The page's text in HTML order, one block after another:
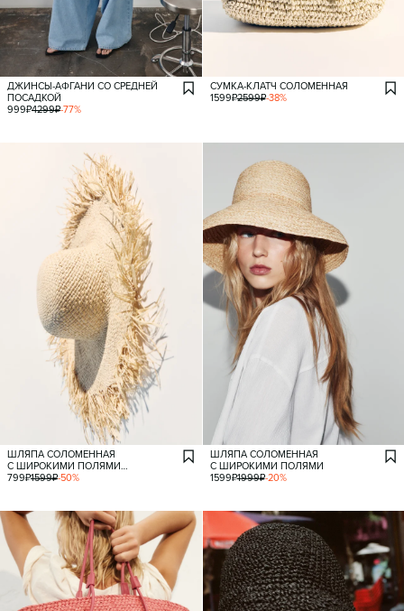
ДЖИНСЫ-АФГАНИ СО СРЕДНЕЙ
ПОСАДКОЙ
999₽4299₽-77%
СУМКА-КЛАТЧ СОЛОМЕННАЯ
1599₽2599₽-38%
ШЛЯПА СОЛОМЕННАЯ
С ШИРОКИМИ ПОЛЯМИ
И БАХРОМОЙ
799₽1599₽-50%
ШЛЯПА СОЛОМЕННАЯ
С ШИРОКИМИ ПОЛЯМИ
1599₽1999₽-20%